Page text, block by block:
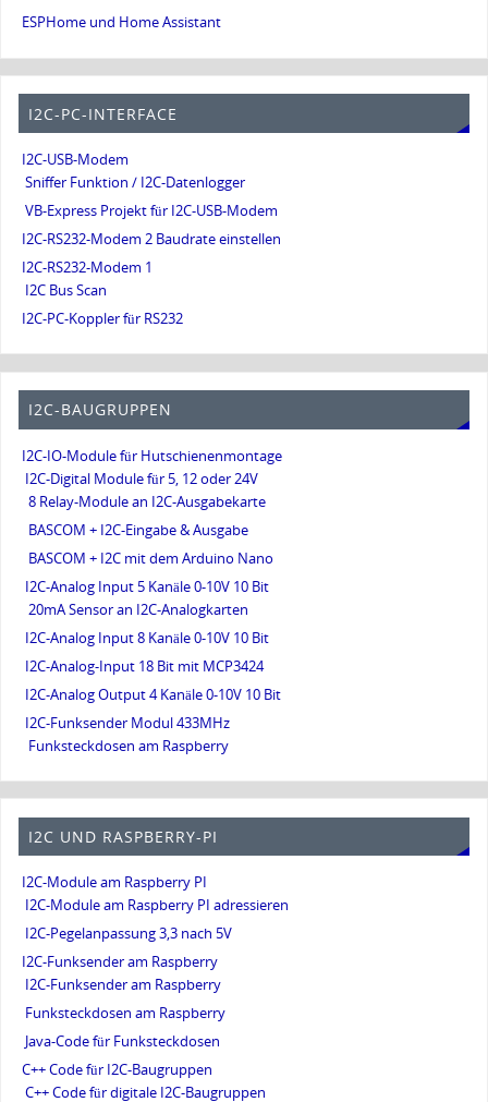
ESPHome und Home Assistant
I2C-PC-INTERFACE
I2C-USB-Modem
Sniffer Funktion / I2C-Datenlogger
VB-Express Projekt für I2C-USB-Modem
I2C-RS232-Modem 2 Baudrate einstellen
I2C-RS232-Modem 1
I2C Bus Scan
I2C-PC-Koppler für RS232
I2C-BAUGRUPPEN
I2C-IO-Module für Hutschienenmontage
I2C-Digital Module für 5, 12 oder 24V
8 Relay-Module an I2C-Ausgabekarte
BASCOM + I2C-Eingabe & Ausgabe
BASCOM + I2C mit dem Arduino Nano
I2C-Analog Input 5 Kanäle 0-10V 10 Bit
20mA Sensor an I2C-Analogkarten
I2C-Analog Input 8 Kanäle 0-10V 10 Bit
I2C-Analog-Input 18 Bit mit MCP3424
I2C-Analog Output 4 Kanäle 0-10V 10 Bit
I2C-Funksender Modul 433MHz
Funksteckdosen am Raspberry
I2C UND RASPBERRY-PI
I2C-Module am Raspberry PI
I2C-Module am Raspberry PI adressieren
I2C-Pegelanpassung 3,3 nach 5V
I2C-Funksender am Raspberry
I2C-Funksender am Raspberry
Funksteckdosen am Raspberry
Java-Code für Funksteckdosen
C++ Code für I2C-Baugruppen
C++ Code für digitale I2C-Baugruppen